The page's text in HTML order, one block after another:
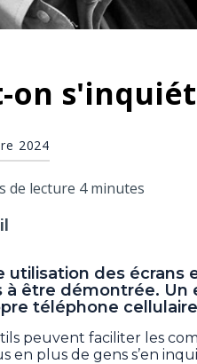
on
2024
de lecture 4 minutes
utilisation des écrans
à être démontrée.
téléphone
peuvent faciliter les
en plus de gens s’en